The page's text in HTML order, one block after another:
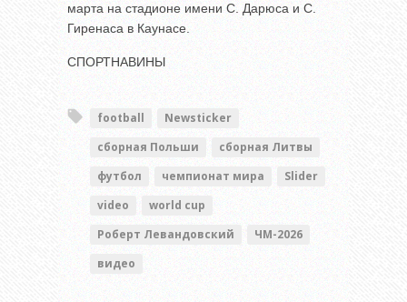
марта на стадионе имени С. Дарюса и С.
Гиренаса в Каунасе.
СПОРТНАВИНЫ
football
Newsticker
сборная Польши
сборная Литвы
футбол
чемпионат мира
Slider
video
world cup
Роберт Левандовский
ЧМ-2026
видео